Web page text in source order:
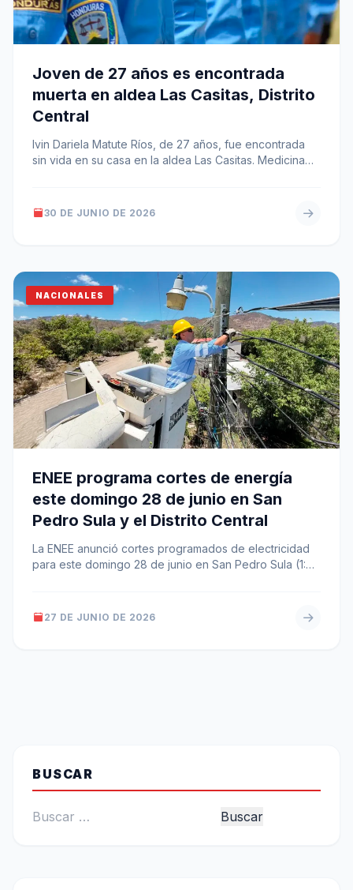
Joven de 27 años es encontrada
muerta en aldea Las Casitas, Distrito
Central
Ivin Dariela Matute Ríos, de 27 años, fue encontrada
sin vida en su casa en la aldea Las Casitas. Medicina…
30 DE JUNIO DE 2026
NACIONALES
ENEE programa cortes de energía
este domingo 28 de junio en San
Pedro Sula y el Distrito Central
La ENEE anunció cortes programados de electricidad
para este domingo 28 de junio en San Pedro Sula (1:00
27 DE JUNIO DE 2026
BUSCAR
Buscar: